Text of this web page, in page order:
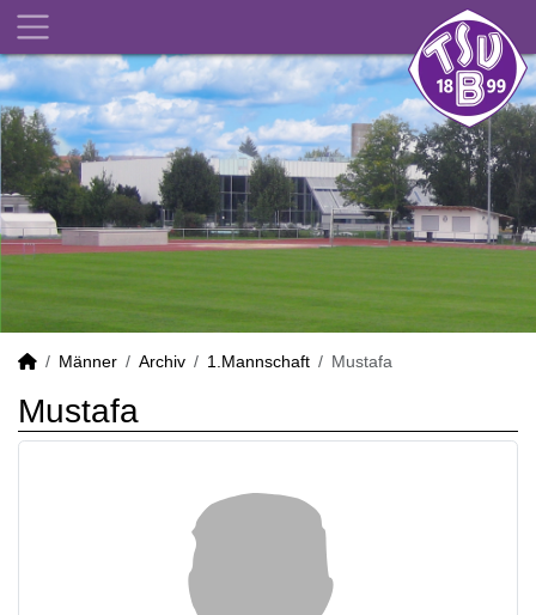
Männer Archiv 1.Mannschaft Mustafa
Mustafa